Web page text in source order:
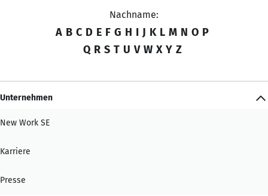
Nachname:
A B C D E F G H I J K L M N O P
Q R S T U V W X Y Z
Unternehmen
New Work SE
Karriere
Presse